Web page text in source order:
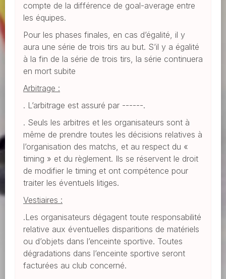
compte de la différence de goal-average entre
les équipes.
Pour les phases finales, en cas d’égalité, il y
aura une série de trois tirs au but. S’il y a égalité
à la fin de la série de trois tirs, la série continuera
en mort subite
Arbitrage :
. L’arbitrage est assuré par ------.
. Seuls les arbitres et les organisateurs sont à
même de prendre toutes les décisions relatives à
l’organisation des matchs, et au respect du «
timing » et du règlement. Ils se réservent le droit
de modifier le timing et ont compétence pour
traiter les éventuels litiges.
Vestiaires :
.Les organisateurs dégagent toute responsabilité
relative aux éventuelles disparitions de matériels
ou d’objets dans l’enceinte sportive. Toutes
dégradations dans l’enceinte sportive seront
facturées au club concerné.